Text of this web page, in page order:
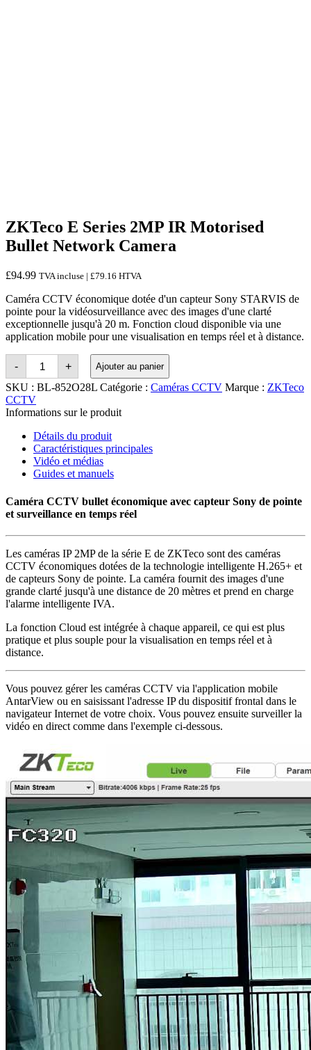
ZKTeco E Series 2MP IR Motorised
Bullet Network Camera
£94.99 TVA incluse | £79.16 HTVA
Caméra CCTV économique dotée d'un capteur Sony STARVIS de
pointe pour la vidéosurveillance avec des images d'une clarté
exceptionnelle jusqu'à 20 m. Fonction cloud disponible via une
application mobile pour une visualisation en temps réel et à distance.
-
Quantité
ZKTeco
E
Series
2MP
IR
Bullet
Network
Camera
+ Ajouter au panier
SKU : BL-852O28L Catégorie : Caméras CCTV Marque : ZKTeco
CCTV
Informations sur le produit
Détails du produit
Caractéristiques principales
Vidéo et médias
Guides et manuels
Caméra CCTV bullet économique avec capteur Sony de pointe
et surveillance en temps réel
Les caméras IP 2MP de la série E de ZKTeco sont des caméras
CCTV économiques dotées de la technologie intelligente H.265+ et
de capteurs Sony de pointe. La caméra fournit des images d'une
grande clarté jusqu'à une distance de 20 mètres et prend en charge
l'alarme intelligente IVA.
La fonction Cloud est intégrée à chaque appareil, ce qui est plus
pratique et plus souple pour la visualisation en temps réel et à
distance.
Vous pouvez gérer les caméras CCTV via l'application mobile
AntarView ou en saisissant l'adresse IP du dispositif frontal dans le
navigateur Internet de votre choix. Vous pouvez ensuite surveiller la
vidéo en direct comme dans l'exemple ci-dessous.